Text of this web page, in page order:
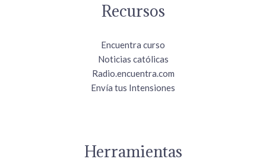
Recursos
Encuentra curso
Noticias católicas
Radio.encuentra.com
Envía tus Intensiones
Herramientas